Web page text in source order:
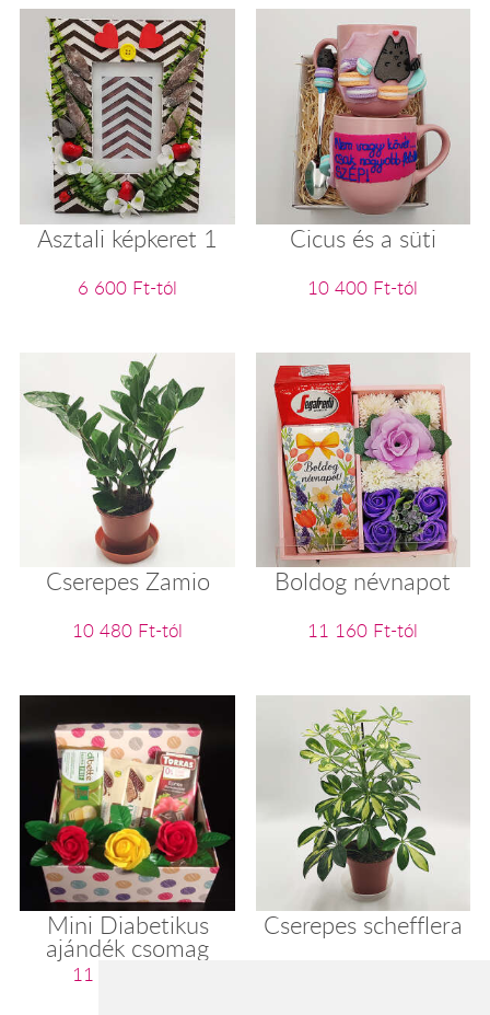
Asztali képkeret 1
6 600 Ft-tól
Cicus és a süti
10 400 Ft-tól
Cserepes Zamio
10 480 Ft-tól
Boldog névnapot
11 160 Ft-tól
Mini Diabetikus
ajándék csomag
11 200 Ft-tól
Cserepes schefflera